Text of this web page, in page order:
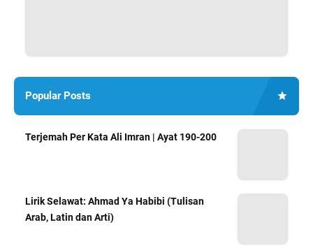
Popular Posts
Terjemah Per Kata Ali Imran | Ayat 190-200
Lirik Selawat: Ahmad Ya Habibi (Tulisan
Arab, Latin dan Arti)